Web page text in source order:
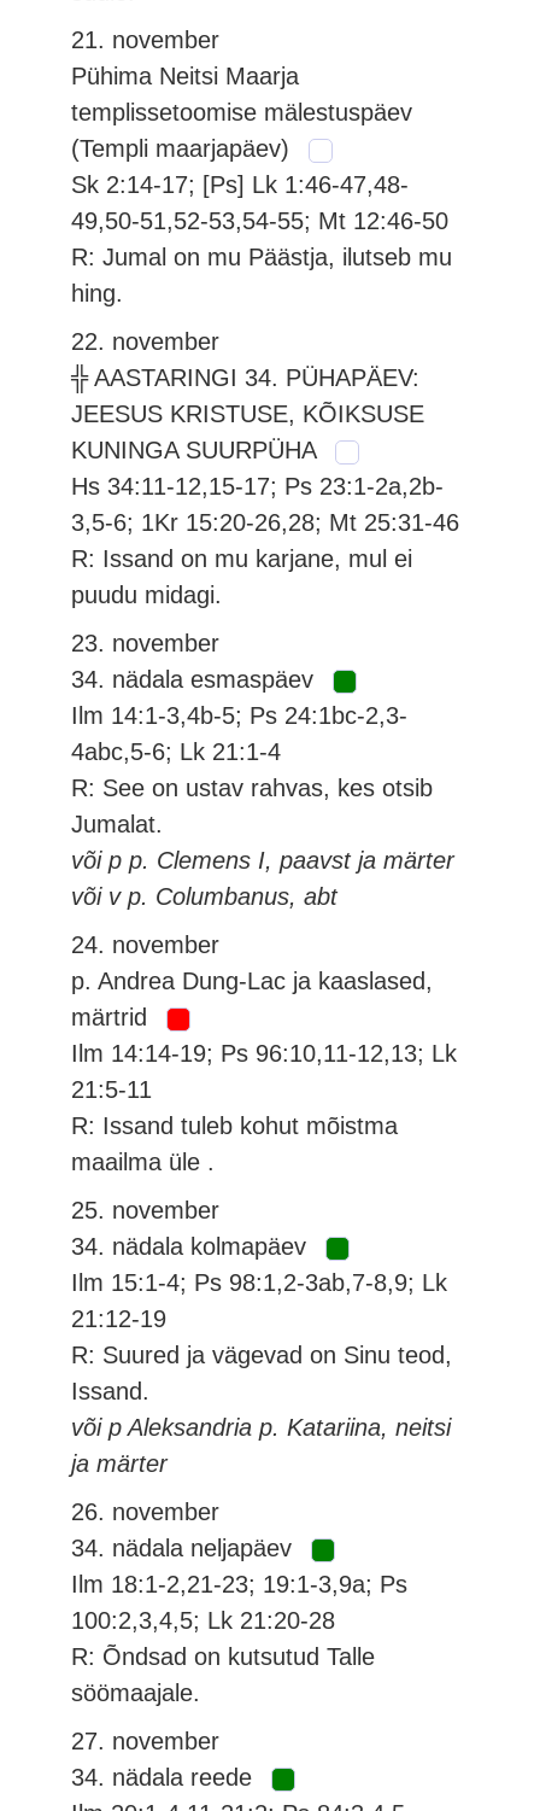
21. november
Pühima Neitsi Maarja
templissetoomise mälestuspäev
(Templi maarjapäev)
Sk 2:14-17; [Ps] Lk 1:46-47,48-
49,50-51,52-53,54-55; Mt 12:46-50
R: Jumal on mu Päästja, ilutseb mu
hing.
22. november
╬ AASTARINGI 34. PÜHAPÄEV:
JEESUS KRISTUSE, KÕIKSUSE
KUNINGA SUURPÜHA
Hs 34:11-12,15-17; Ps 23:1-2a,2b-
3,5-6; 1Kr 15:20-26,28; Mt 25:31-46
R: Issand on mu karjane, mul ei
puudu midagi.
23. november
34. nädala esmaspäev
Ilm 14:1-3,4b-5; Ps 24:1bc-2,3-
4abc,5-6; Lk 21:1-4
R: See on ustav rahvas, kes otsib
Jumalat.
või p p. Clemens I, paavst ja märter
või v p. Columbanus, abt
24. november
p. Andrea Dung-Lac ja kaaslased,
märtrid
Ilm 14:14-19; Ps 96:10,11-12,13; Lk
21:5-11
R: Issand tuleb kohut mõistma
maailma üle .
25. november
34. nädala kolmapäev
Ilm 15:1-4; Ps 98:1,2-3ab,7-8,9; Lk
21:12-19
R: Suured ja vägevad on Sinu teod,
Issand.
või p Aleksandria p. Katariina, neitsi
ja märter
26. november
34. nädala neljapäev
Ilm 18:1-2,21-23; 19:1-3,9a; Ps
100:2,3,4,5; Lk 21:20-28
R: Õndsad on kutsutud Talle
söömaajale.
27. november
34. nädala reede